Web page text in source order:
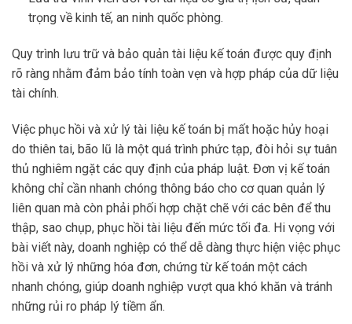
trọng về kinh tế, an ninh quốc phòng.
Quy trình lưu trữ và bảo quản tài liệu kế toán được quy định
rõ ràng nhằm đảm bảo tính toàn vẹn và hợp pháp của dữ liệu
tài chính.
Việc phục hồi và xử lý tài liệu kế toán bị mất hoặc hủy hoại
do thiên tai, bão lũ là một quá trình phức tạp, đòi hỏi sự tuân
thủ nghiêm ngặt các quy định của pháp luật. Đơn vị kế toán
không chỉ cần nhanh chóng thông báo cho cơ quan quản lý
liên quan mà còn phải phối hợp chặt chẽ với các bên để thu
thập, sao chụp, phục hồi tài liệu đến mức tối đa. Hi vọng với
bài viết này, doanh nghiệp có thể dễ dàng thực hiện việc phục
hồi và xử lý những hóa đơn, chứng từ kế toán một cách
nhanh chóng, giúp doanh nghiệp vượt qua khó khăn và tránh
những rủi ro pháp lý tiềm ẩn.